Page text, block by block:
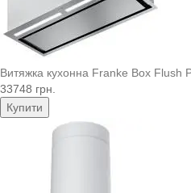
Витяжка кухонна Franke Box Flush
33748 грн.
Купити